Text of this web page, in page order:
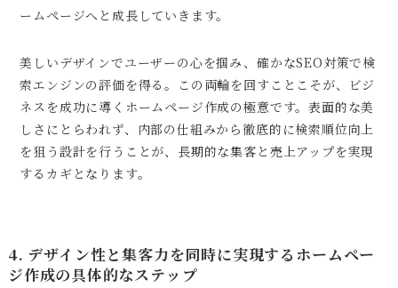
ームページへと成長していきます。
美しいデザインでユーザーの心を掴み、確かなSEO対策で検
索エンジンの評価を得る。この両輪を回すことこそが、ビジ
ネスを成功に導くホームページ作成の極意です。表面的な美
しさにとらわれず、内部の仕組みから徹底的に検索順位向上
を狙う設計を行うことが、長期的な集客と売上アップを実現
するカギとなります。
4. デザイン性と集客力を同時に実現するホームペー
ジ作成の具体的なステップ